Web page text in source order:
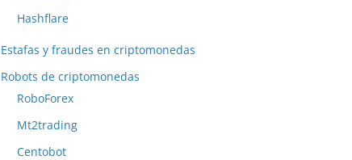
Hashflare
Estafas y fraudes en criptomonedas
Robots de criptomonedas
RoboForex
Mt2trading
Centobot